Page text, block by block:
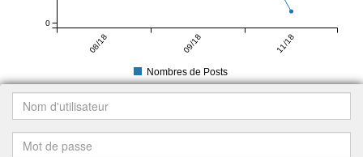
08/18 09/18 11/18
0
Nombres de Posts